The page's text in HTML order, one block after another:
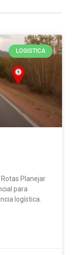
LOGISTICA
Planejar
para
logística.